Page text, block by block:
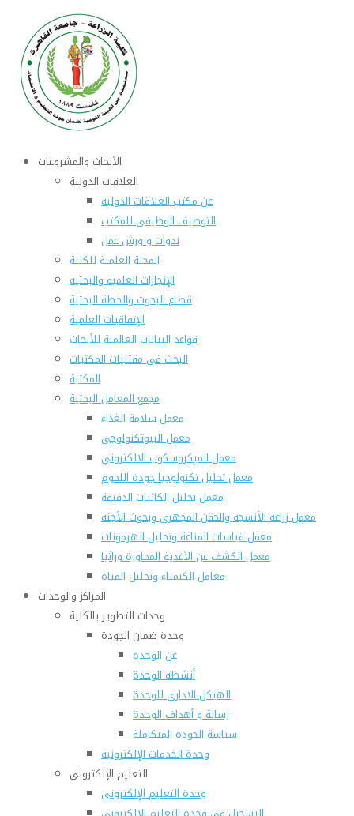
الأبحاث والمشروعات
العلاقات الدولية
عن مكتب العلاقات الدولية
التوصيف الوظيفى للمكتب
ندوات و ورش عمل
المجلة العلمية للكلية
الإنجازات العلمية والبحثية
قطاع البحوث والخطة البحثية
الإتفاقيات العلمية
قواعد البيانات العالمية للأبحاث
البحث فى مقتنيات المكتبات
المكتبة
مجمع المعامل البحثية
معمل سلامة الغذاء
معمل البيوتكنولوجى
معمل الميكروسكوب الالكتروني
معمل تحليل تكنولوجيا جودة اللحوم
معمل تحليل الكائنات الدقيقة
معمل زراعة الأنسجة والحقن المجهرى وبحوث الأجنة
معمل قياسات المناعة وتحليل الهرمونات
معمل الكشف عن الأغذية المحاورة وراثيا
معامل الكيمياء وتحليل المياة
المراكز والوحدات
وحدات التطوير بالكلية
وحدة ضمان الجودة
عن الوحدة
أنشطة الوحدة
الهيكل الادارى للوحدة
رسالة و أهداف الوحدة
سياسة الجودة المتكاملة
وحدة الخدمات الإلكترونية
التعليم الإلكترونى
وحدة التعليم الإلكترونى